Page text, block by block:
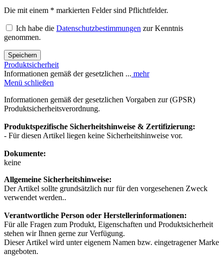
Die mit einem * markierten Felder sind Pflichtfelder.
Ich habe die Datenschutzbestimmungen zur Kenntnis
genommen.
Speichern
Produktsicherheit
Informationen gemäß der gesetzlichen ... mehr
Menü schließen
Informationen gemäß der gesetzlichen Vorgaben zur (GPSR)
Produktsicherheitsverordnung.
Produktspezifische Sicherheitshinweise & Zertifizierung:
- Für diesen Artikel liegen keine Sicherheitshinweise vor.
Dokumente:
keine
Allgemeine Sicherheitshinweise:
Der Artikel sollte grundsätzlich nur für den vorgesehenen Zweck
verwendet werden..
Verantwortliche Person oder Herstellerinformationen:
Für alle Fragen zum Produkt, Eigenschaften und Produktsicherheit
stehen wir Ihnen gerne zur Verfügung.
Dieser Artikel wird unter eigenem Namen bzw. eingetragener Marke
angeboten.